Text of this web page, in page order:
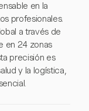
en la
profesionales.
a través de
en 24 zonas
precisión es
y la logística,